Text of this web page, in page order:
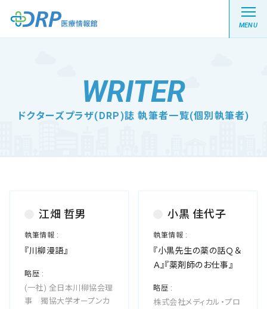
MENU
最新の注目記事
DRP医療情報館とは?
会社概要
お知らせ
WRITER
ドクターズプラザ(DRP)誌 執筆者一覧(個別執筆者)
江畑 哲男
『川柳漫語』
(一社) 全日本川柳協会理
事 獨協大学オープンカ
小黒 佳代子
『小黒先生の薬の話Ｑ＆
Ａ』『薬剤師のお仕事』
株式会社メディカル・プロ